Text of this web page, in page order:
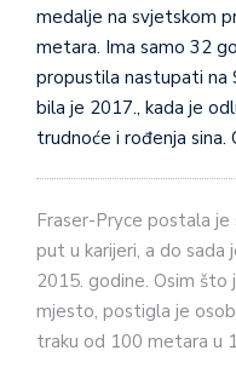
medalje na svjetskom
metara. Ima samo 32
propustila nastupati
bila je 2017., kada je
trudnoće i rođenja sina.
Fraser-Pryce postala
put u karijeri, a do
2015. godine. Osim
mjesto, postigla je
traku od 100 metara u